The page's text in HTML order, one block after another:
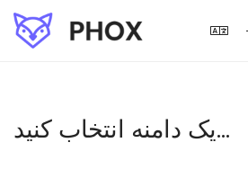
یک دامنه انتخاب کنید...